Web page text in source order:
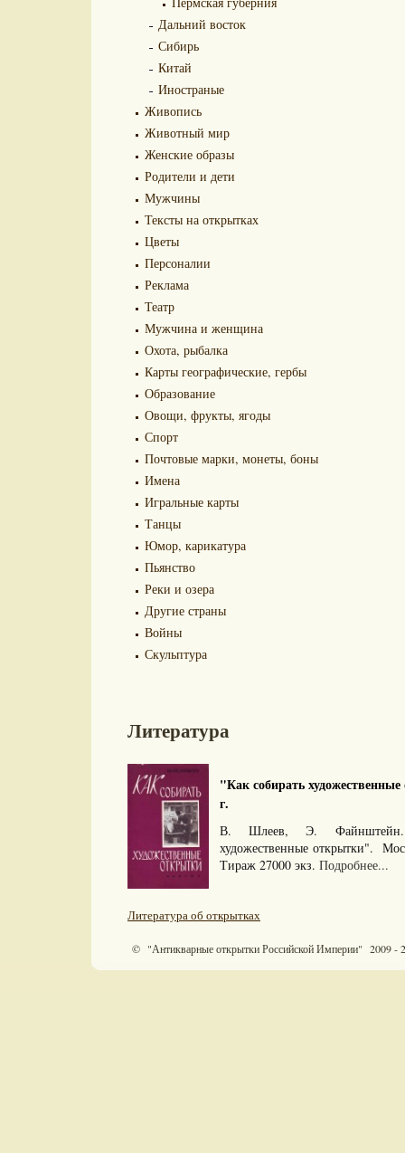
Дальний восток
Сибирь
Китай
Иностраные
Живопись
Животный мир
Женские образы
Родители и дети
Мужчины
Тексты на открытках
Цветы
Персоналии
Реклама
Театр
Мужчина и женщина
Охота, рыбалка
Карты географические, гербы
Образование
Овощи, фрукты, ягоды
Спорт
Почтовые марки, монеты, боны
Имена
Игральные карты
Танцы
Юмор, карикатура
Пьянство
Реки и озера
Другие страны
Войны
Скульптура
Литература
"Как собирать
г.
В. Шлеев, Э. Файнштейн.
художественные открытки".
Тираж 27000 экз. Подробнее...
Литература об открытках
© "Антикварные открытки Российской Империи" 2009 -